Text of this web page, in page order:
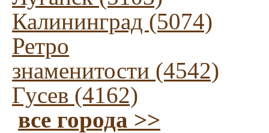
Калининград (5074)
Ретро
знаменитости (4542)
Гусев (4162)
все города >>